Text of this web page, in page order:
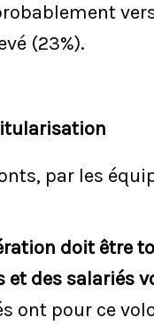
(23%).
par les
doit être
et des salariés
ont pour ce